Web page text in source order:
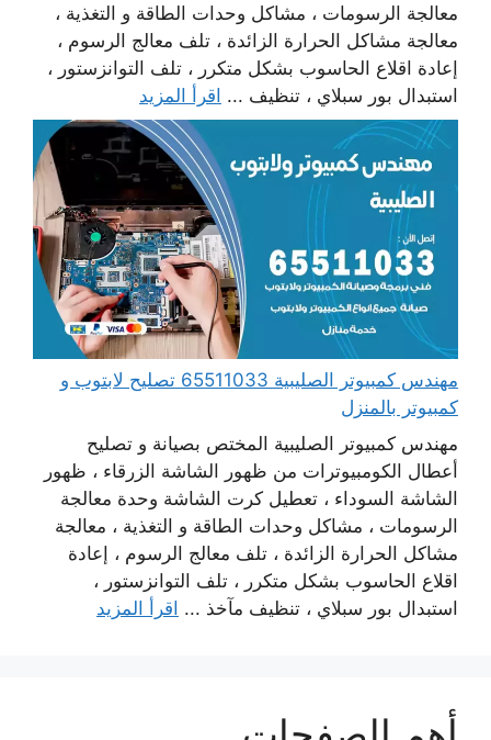
معالجة الرسومات ، مشاكل وحدات الطاقة و التغذية ،
معالجة مشاكل الحرارة الزائدة ، تلف معالج الرسوم ،
إعادة اقلاع الحاسوب بشكل متكرر ، تلف التوانزستور ،
استبدال بور سبلاي ، تنظيف ... اقرأ المزيد
مهندس كمبيوتر الصليبية 65511033 تصليح لابتوب و
كمبيوتر بالمنزل
مهندس كمبيوتر الصليبية المختص بصيانة و تصليح
أعطال الكومبيوترات من ظهور الشاشة الزرقاء ، ظهور
الشاشة السوداء ، تعطيل كرت الشاشة وحدة معالجة
الرسومات ، مشاكل وحدات الطاقة و التغذية ، معالجة
مشاكل الحرارة الزائدة ، تلف معالج الرسوم ، إعادة
اقلاع الحاسوب بشكل متكرر ، تلف التوانزستور ،
استبدال بور سبلاي ، تنظيف مآخذ ... اقرأ المزيد